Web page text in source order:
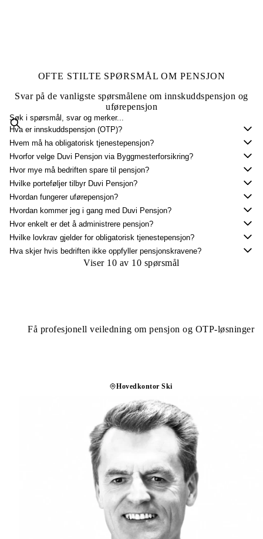
OFTE STILTE SPØRSMÅL OM PENSJON
Svar på de vanligste spørsmålene om innskuddspensjon og
uførepensjon
Skriv for å søke i spørsmål, svar og merker
Hva er innskuddspensjon (OTP)?
Hvem må ha obligatorisk tjenestepensjon?
Hvorfor velge Duvi Pensjon via Byggmesterforsikring?
Hvor mye må bedriften spare til pensjon?
Hvilke porteføljer tilbyr Duvi Pensjon?
Hvordan fungerer uførepensjon?
Hvordan kommer jeg i gang med Duvi Pensjon?
Hvor enkelt er det å administrere pensjon?
Hvilke lovkrav gjelder for obligatorisk tjenestepensjon?
Hva skjer hvis bedriften ikke oppfyller pensjonskravene?
Viser 10 av 10 spørsmål
Få profesjonell veiledning om pensjon og OTP-løsninger
Hovedkontor Ski